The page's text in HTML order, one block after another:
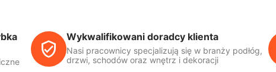
Wykwalifikowani doradcy klienta
Nasi pracownicy specjalizują się w branży podłóg,
drzwi, schodów oraz wnętrz i dekoracji